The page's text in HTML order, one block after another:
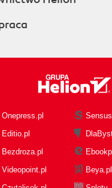
Onepress.pl
Editio.pl
Bezdroza.pl
Videopoint.pl
Beya.pl